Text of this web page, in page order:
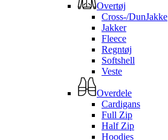
Overtøj
Cross-/DunJakke
Jakker
Fleece
Regntøj
Softshell
Veste
Overdele
Cardigans
Full Zip
Half Zip
Hoodies